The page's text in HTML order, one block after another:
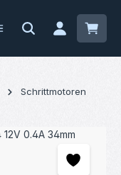
Schrittmotoren